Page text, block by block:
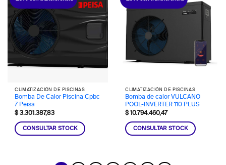
CLIMATIZACIÓN DE PISCINAS
Bomba De Calor Piscina Cpbc
7 Peisa
$ 3.301.387,83
CONSULTAR STOCK
CLIMATIZACIÓN DE PISCINAS
Bomba de calor VULCANO
POOL-INVERTER 110 PLUS
$ 10.794.460,47
CONSULTAR STOCK